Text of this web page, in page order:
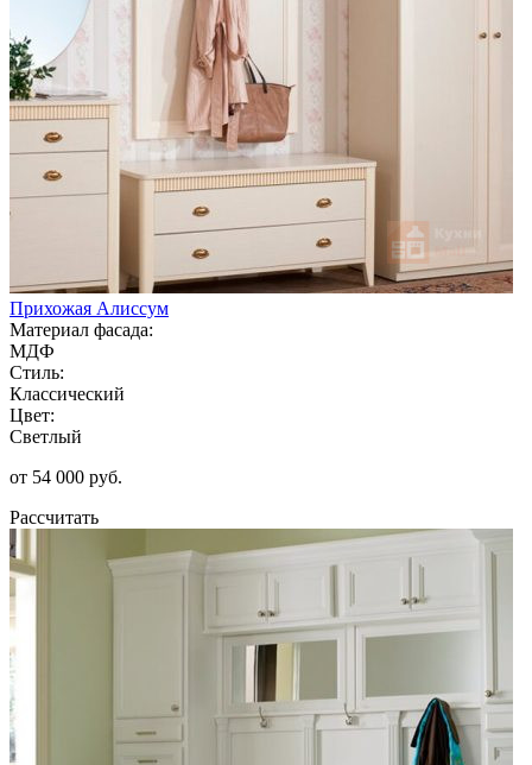
Прихожая Алиссум
Материал фасада:
МДФ
Стиль:
Классический
Цвет:
Светлый
от 54 000 руб.
Рассчитать